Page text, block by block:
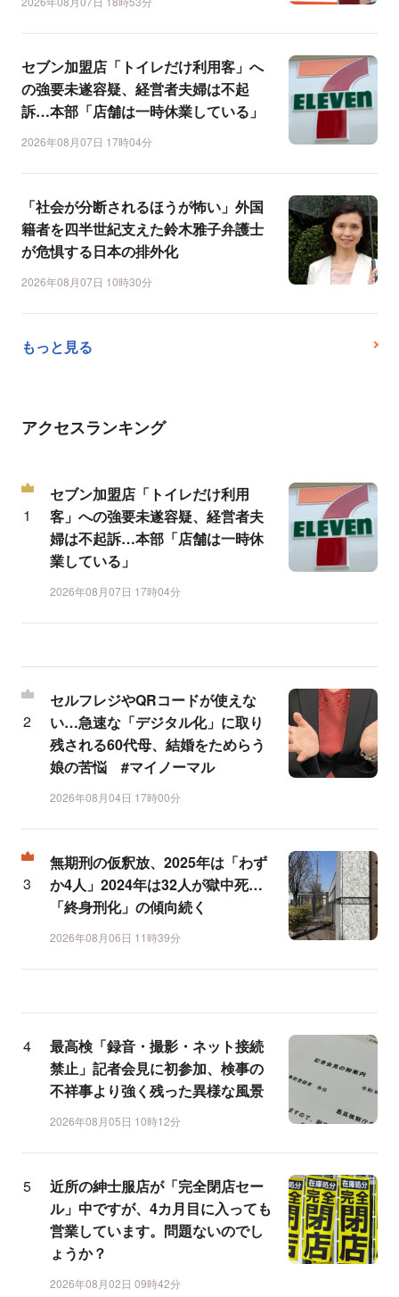
セブン加盟店「トイレだけ利用客」へ
の強要未遂容疑、経営者夫婦は不起
訴…本部「店舗は一時休業している」
2026年08月07日 17時04分
「社会が分断されるほうが怖い」外国
籍者を四半世紀支えた鈴木雅子弁護士
が危惧する日本の排外化
2026年08月07日 10時30分
もっと見る
アクセスランキング
セブン加盟店「トイレだけ利用
客」への強要未遂容疑、経営者夫
婦は不起訴…本部「店舗は一時休
業している」
2026年08月07日 17時04分
セルフレジやQRコードが使えな
い…急速な「デジタル化」に取り
残される60代母、結婚をためらう
娘の苦悩 #マイノーマル
2026年08月04日 17時00分
無期刑の仮釈放、2025年は「わず
か4人」2024年は32人が獄中死…
「終身刑化」の傾向続く
2026年08月06日 11時39分
最高検「録音・撮影・ネット接続
禁止」記者会見に初参加、検事の
不祥事より強く残った異様な風景
2026年08月05日 10時12分
近所の紳士服店が「完全閉店セー
ル」中ですが、4カ月目に入っても
営業しています。問題ないのでし
ょうか？
2026年08月02日 09時42分